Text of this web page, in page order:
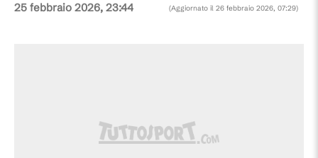
25 febbraio 2026, 23:44 (Aggiornato il 26 febbraio 2026, 07:29)